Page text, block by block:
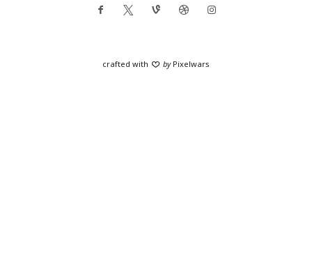
crafted with byPixelwars